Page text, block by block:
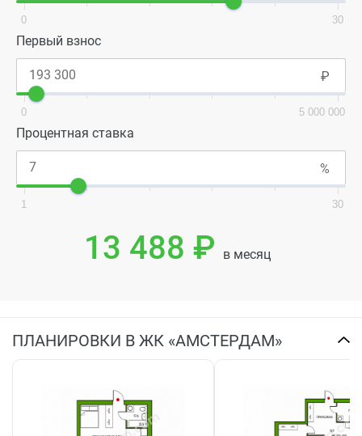
0 30
Первый взнос
0 5 000 000
Процентная ставка
1 30
13 488 ₽ в месяц
ПЛАНИРОВКИ В ЖК «АМСТЕРДАМ»